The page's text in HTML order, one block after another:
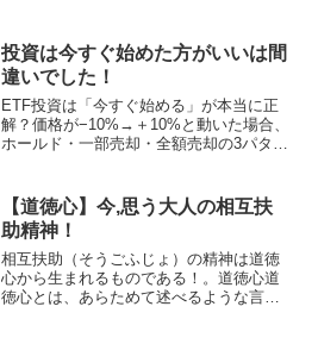
ます04.大丈夫05.ツキてる06.順調07.嬉し
い0...
投資は今すぐ始めた方がいいは間
違いでした！
ETF投資は「今すぐ始める」が本当に正
解？価格が−10%→＋10%と動いた場合、
ホールド・一部売却・全額売却の3パター
い増し戦略の効果もわかりやすく解説！
【道徳心】今,思う大人の相互扶
助精神！
相互扶助（そうごふじょ）の精神は道徳
心から生まれるものである！。道徳心道
徳心とは、あらためて述べるような言葉